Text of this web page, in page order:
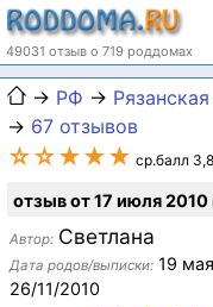
49031 отзыв о 719 роддомах
→ РФ →
→ 67 отзывов
☆☆★★★ ср.балл
отзыв от 17 июля 2010
Автор: Светлана
Дата родов/выписки: 19
26/11/2010